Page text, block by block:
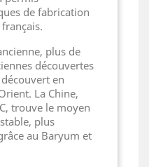
de fabrication
plus de
découvertes
en
La Chine,
trouve le moyen
plus
au Baryum et